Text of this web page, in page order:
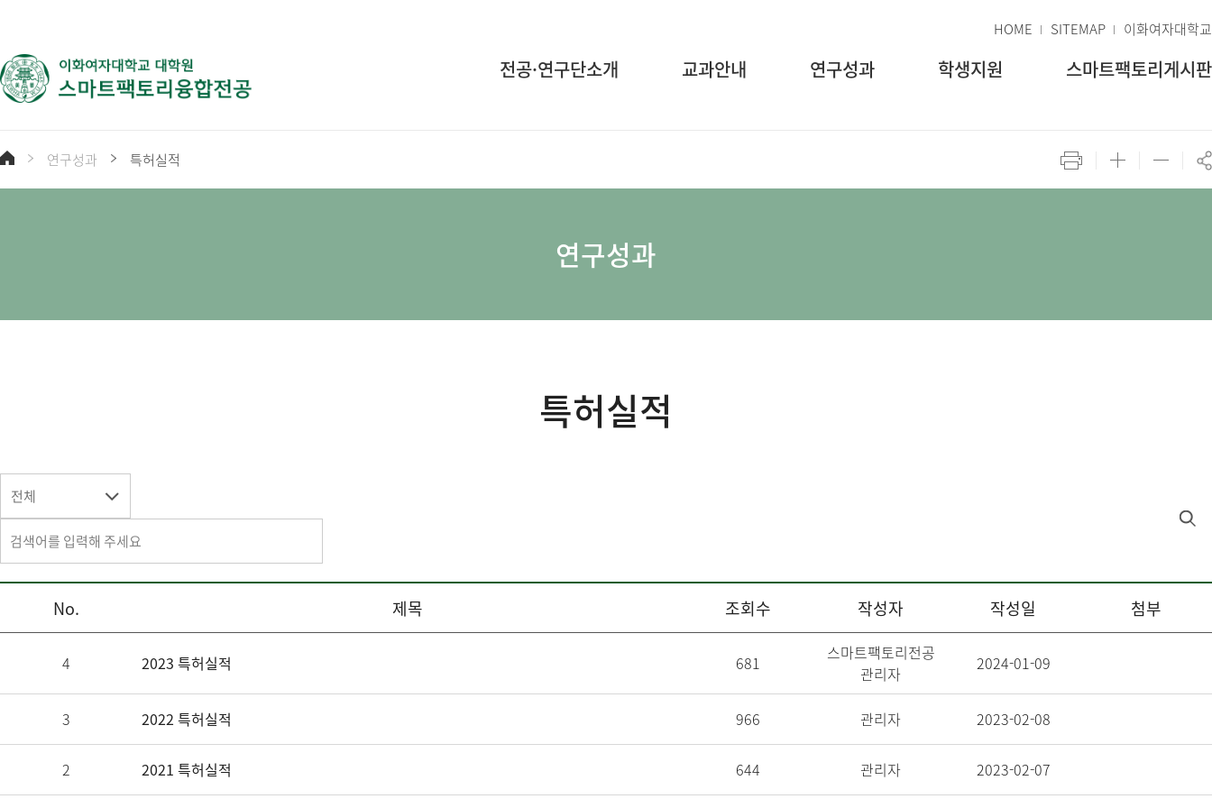
HOME SITEMAP 이화여자대학교
전공·연구단소개 교과안내 연구성과 학생지원 스마트팩토리게시판
연구성과 특허실적
연구성과
특허실적
전체
No. 제목 조회수 작성자 작성일 첨부
4 2023 특허실적 681
스마트팩토리전공
관리자
2024-01-09
3 2022 특허실적 966 관리자 2023-02-08
2 2021 특허실적 644 관리자 2023-02-07